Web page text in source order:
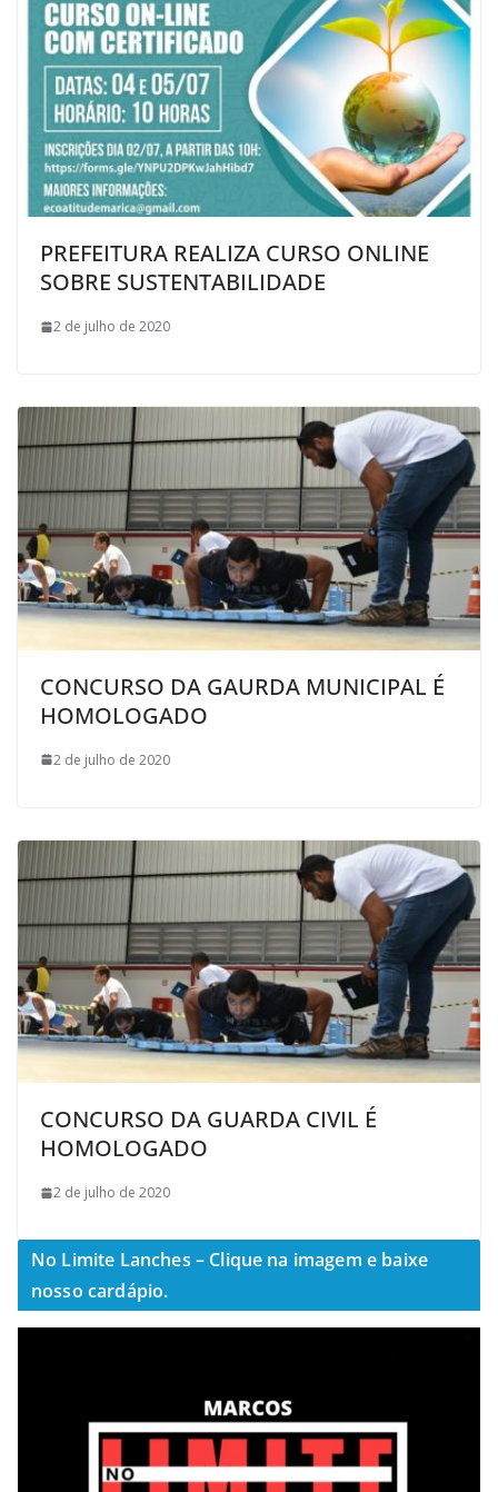
PREFEITURA REALIZA CURSO ONLINE
SOBRE SUSTENTABILIDADE
2 de julho de 2020
CONCURSO DA GAURDA MUNICIPAL É
HOMOLOGADO
2 de julho de 2020
CONCURSO DA GUARDA CIVIL É
HOMOLOGADO
2 de julho de 2020
No Limite Lanches – Clique na imagem e baixe
nosso cardápio.